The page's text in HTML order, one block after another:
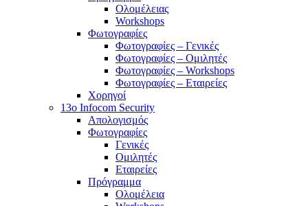
Ολομέλειας
Workshops
Φωτογραφίες
Φωτογραφίες – Γενικές
Φωτογραφίες – Ομιλητές
Φωτογραφίες – Workshops
Φωτογραφίες – Εταιρείες
Χορηγοί
13o Infocom Security
Απολογισμός
Φωτογραφίες
Γενικές
Ομιλητές
Εταιρείες
Πρόγραμμα
Ολομέλεια